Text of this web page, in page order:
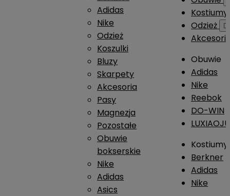
Adidas
Nike
Odzież
Koszulki
Bluzy
Skarpety
Akcesoria
Pasy
Magnezja
Pozostałe
Obuwie
bokserskie
Nike
Adidas
Asics
Kostiumy
Odzież

Obuwie
Adidas
Nike
Reebok
DO-WIN
Kostiumy
Berkner
Adidas
Nike